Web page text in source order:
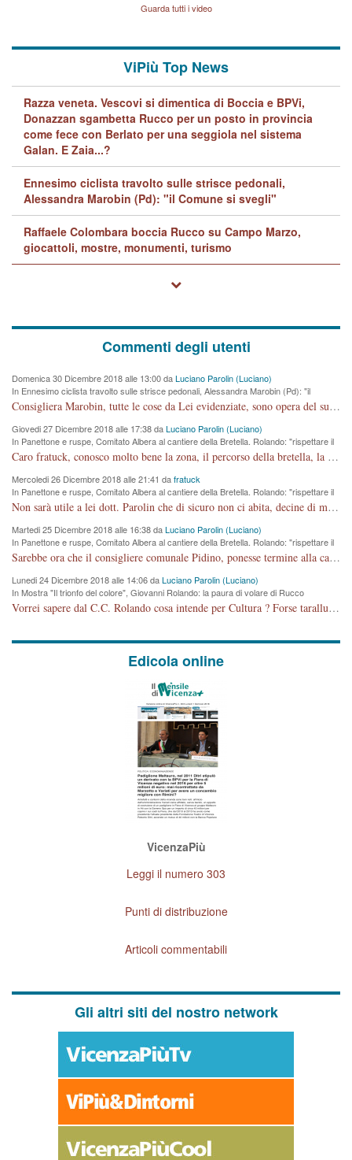
quelle di... Barbara D'UrsoGuarda tutti i video
ViPiù Top News
Razza veneta. Vescovi si dimentica di Boccia e BPVi,
Donazzan sgambetta Rucco per un posto in provincia
come fece con Berlato per una seggiola nel sistema
Galan. E Zaia...?
Ennesimo ciclista travolto sulle strisce pedonali,
Alessandra Marobin (Pd): "il Comune si svegli"
Raffaele Colombara boccia Rucco su Campo Marzo,
giocattoli, mostre, monumenti, turismo
Commenti degli utenti
Domenica 30 Dicembre 2018 alle 13:00 daLuciano Parolin (Luciano)
In Ennesimo ciclista travolto sulle strisce pedonali, Alessandra Marobin (Pd): "il
Comune si svegli"
Consigliera Marobin, tutte le cose da Lei evidenziate, sono opera del suo ex Assessore e compagno di Partito Antonio Marco Dalla Pozza Assessore alla "progettazione" di piste ciclabili e altre porcherie. A lui manderei il conto da saldare per incidenti e danni alle persone. E' ora che "finiamola." Avete perso rassegnatevi. qui IL SINDACO RUCCO NON C'ENTRA PER NIENTE. CAPITO!!!!!!!! Amen.
Giovedi 27 Dicembre 2018 alle 17:38 daLuciano Parolin (Luciano)
In Panettone e ruspe, Comitato Albera al cantiere della Bretella. Rolando: "rispettare il
cronoprogramma"
Caro fratuck, conosco molto bene la zona, il percorso della bretella, la situazione dei cittadini, abito in Viale Trento. A partire dal 2003 ho partecipato al Comitato di Maddalene pro bretella, e a riunioni propositive per apportare modifiche al progetto. Numerose mie foto del territorio sono arrivate a Roma, altri miei interventi (non graditi dalla Sx) sono stati pubblicati dal GdV, assieme ad altri come Ciro Asproso, ora favorevole alla bretella. Ho partecipato alla raccolta firme per la chiusura della strada x 5 giorni eseguita dal Sindaco Hullwech per sforamento 180 Micro/g. Pertanto come impegno per la tematica sono apposto con la coscienza. Ora il Progetto è partito, fine! Voglio dire che la nuova Giunta "comunale" non c'entra più. L'opera sarà "malauguratamente" eseguita, ma non con il mio placet. Il Consigliere Comunale dovrebbe capire che la campagna elettorale è finita, con buona pace di tutti. Quello che invece dovrebbe interessare è la proprietà della strada, dall'uscita autostradale Ovest, sino alla Rotatoria dell'Albara, vi sono tre possessori: Autostrade SpA; La Provincia, il Comune. Come la mettiamo per il futuro ? I costi, da 50 sono saliti a 100 milioni di € come dire 20 milioni a KM (!) da non credere. Comunque si farà. Ma nessuno canti Vittoria, anzi meglio non farne un ulteriore fatto "partitico" per questioni elettorali o di seggio. Se mi manda la sua mail, sono disponibile ad inviare i documenti e le foto sopra descritte. Con ossequi, Luciano Parolin
Mercoledi 26 Dicembre 2018 alle 21:41 dafratuck
In Panettone e ruspe, Comitato Albera al cantiere della Bretella. Rolando: "rispettare il
cronoprogramma"
Non sarà utile a lei dott. Parolin che di sicuro non ci abita, decine di migliaia di TIR, automobili e padroncini che passano quotidianamente per una strada appena rotabile, non è più possibile stendere i panni, attraversare la strada senza rischiare la morte, le case stanno crepando, i tempi sono cambiati e la bretella non passerà assolutamente per maddalene (ma cosa sta a dire?!), dia invece responsabilità a chi ha costruito tagliando la strada che doveva invece terminare a isola vicentina e non al moracchino lasciando Motta di Costabissara ancora in panne di traffico. I tempi sono cambiati dottore e se l'anagrafe della vita stagna nell'essere umano impressioni conservatrici, la società non le considera perchè va avanti, si industrializza e ha bisogno di infrastrutture e di sviluppo. Ultima considerazione, se è geloso di Rolando perchè vede in lui solo campagne politiche mentre si difendono i SOLI diritti dei cittadini, la preghiamo faccia considerazioni più appropriate. Saluti e complimenti per i suoi scritti.
Martedi 25 Dicembre 2018 alle 16:38 daLuciano Parolin (Luciano)
In Panettone e ruspe, Comitato Albera al cantiere della Bretella. Rolando: "rispettare il
cronoprogramma"
Sarebbe ora che il consigliere comunale Pidino, ponesse termine alla campagna elettorale nel territorio del suo seggio Villaggio del Sole. La tiraca è iniziata, distruggerà 6 km di prateria ovest della città, ricca di fonti e sorgenti d'acqua. I cittadini di Maddalene non avranno più Pace la notte. Molta colpa per la costruzione di questa Strada è proprio del signor Rolando,dei suoi gazebo mobili e che vuol far passare questa opera VANDALICA come progetto "utile" a chi ? Non è cosa seria sig. Rolando!
Lunedi 24 Dicembre 2018 alle 14:06 daLuciano Parolin (Luciano)
In Mostra "Il trionfo del colore", Giovanni Rolando: la paura di volare di Rucco
Vorrei sapere dal C.C. Rolando cosa intende per Cultura ? Forse tarallucci, vino e sagre, o spaghetti tricolori del PD ? Il continuo (s)parlare della mostra a Palazzo Chiericati caro consigliere DANNEGGIA FORTEMENTE l'immagine della città TUTTA e fa deviare i consensi che in RUSSIA (badi bene ex U.R.S.S.) sono ECCELLENTI. A livello artistico l'evento è di alta Valenza culturale, COMPITO di Tutta la Cittadinanza fare il possibile per propagandare l'iniziativa senza farne UN CASO PARTITICO come fa Lei da sempre. Meno Gazebo + Partecipazione! E così sia. Amen.
Edicola online
VicenzaPiù
Leggi il numero 303
Punti di distribuzione
Articoli commentabili
Gli altri siti del nostro network